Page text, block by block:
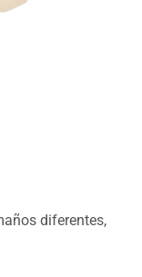
diferentes,